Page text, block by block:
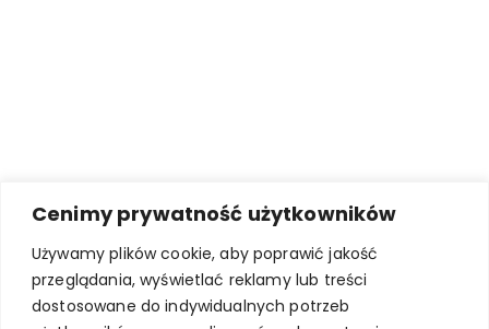
Cenimy prywatność użytkowników
Używamy plików cookie, aby poprawić jakość
przeglądania, wyświetlać reklamy lub treści
dostosowane do indywidualnych potrzeb